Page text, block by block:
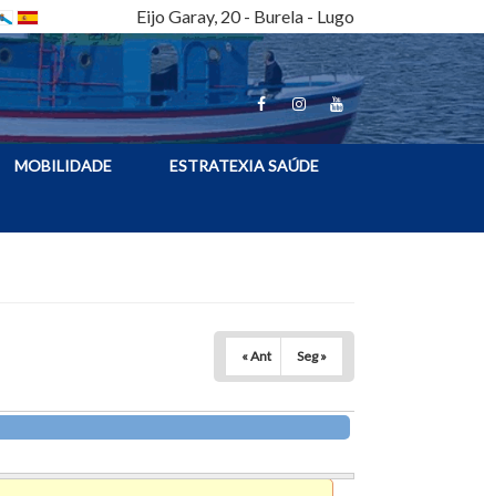
Eijo Garay, 20 - Burela - Lugo
MOBILIDADE ESTRATEXIA SAÚDE
« Ant Seg »